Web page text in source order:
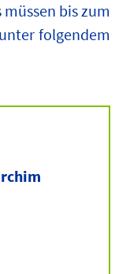
bis zum
folgendem